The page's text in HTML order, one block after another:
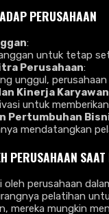
PERUSAHAAN
:
untuk tetap
Perusahaan:
unggul,
Kinerja Karyawan
untuk
Pertumbuhan
mendatangkan
PERUSAHAAN
perusahaan
pelatihan
mereka mungkin